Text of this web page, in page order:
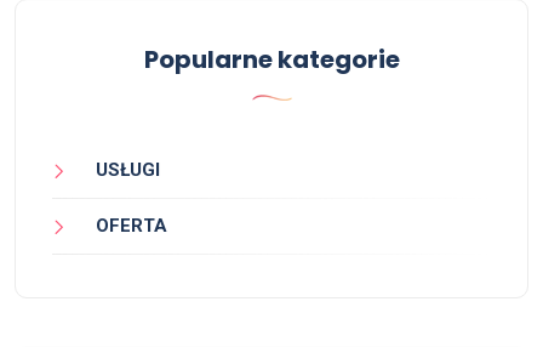
Popularne kategorie
USŁUGI
OFERTA